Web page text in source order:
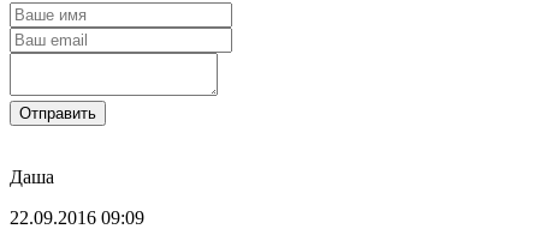
Отправить
Даша
22.09.2016 09:09